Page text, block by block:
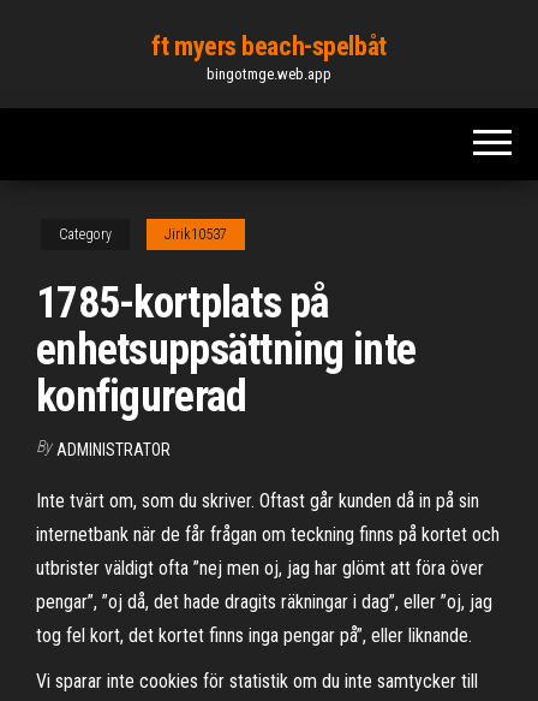
content
ft myers beach-spelbåt
bingotmge.web.app
Category Jirik10537
1785-kortplats på
enhetsuppsättning inte
konfigurerad
By ADMINISTRATOR
Inte tvärt om, som du skriver. Oftast går kunden då in på sin
internetbank när de får frågan om teckning finns på kortet och
utbrister väldigt ofta ”nej men oj, jag har glömt att föra över
pengar”, ”oj då, det hade dragits räkningar i dag”, eller ”oj, jag
tog fel kort, det kortet finns inga pengar på”, eller liknande.
Vi sparar inte cookies för statistik om du inte samtycker till